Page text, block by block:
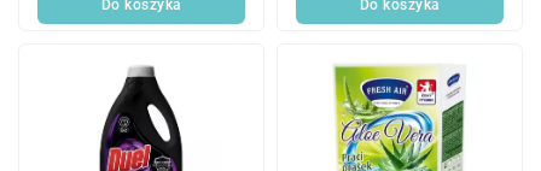
Do koszyka Do koszyka